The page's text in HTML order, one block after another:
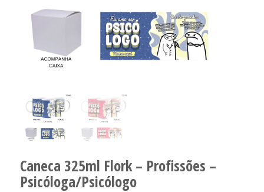
Caneca 325ml Flork – Profissões –
Psicóloga/Psicólogo